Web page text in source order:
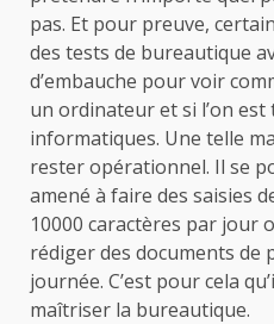
pas. Et pour preuve,
des tests de bureautique
d’embauche pour voir
un ordinateur et si l’on
informatiques. Une telle
rester opérationnel. Il se
amené à faire des saisies
10000 caractères par jour
rédiger des documents de
journée. C’est pour cela
maîtriser la bureautique.